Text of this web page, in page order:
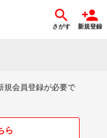
さがす 新規登録
規会員登録が必要で
ら